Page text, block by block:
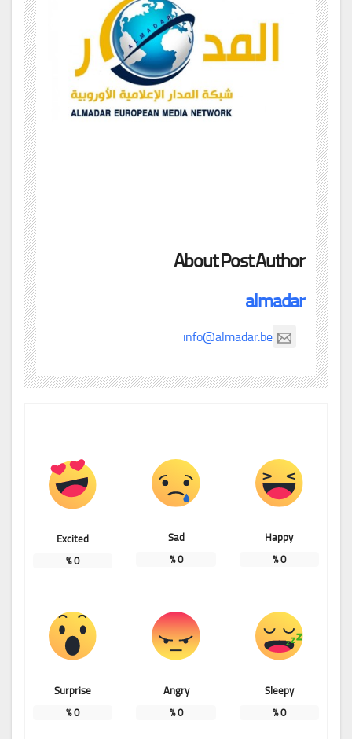
About Post Author
almadar
info@almadar.be
Happy
0
%
Sad
0
%
Excited
0
%
Sleepy
0
%
Angry
0
%
Surprise
0
%